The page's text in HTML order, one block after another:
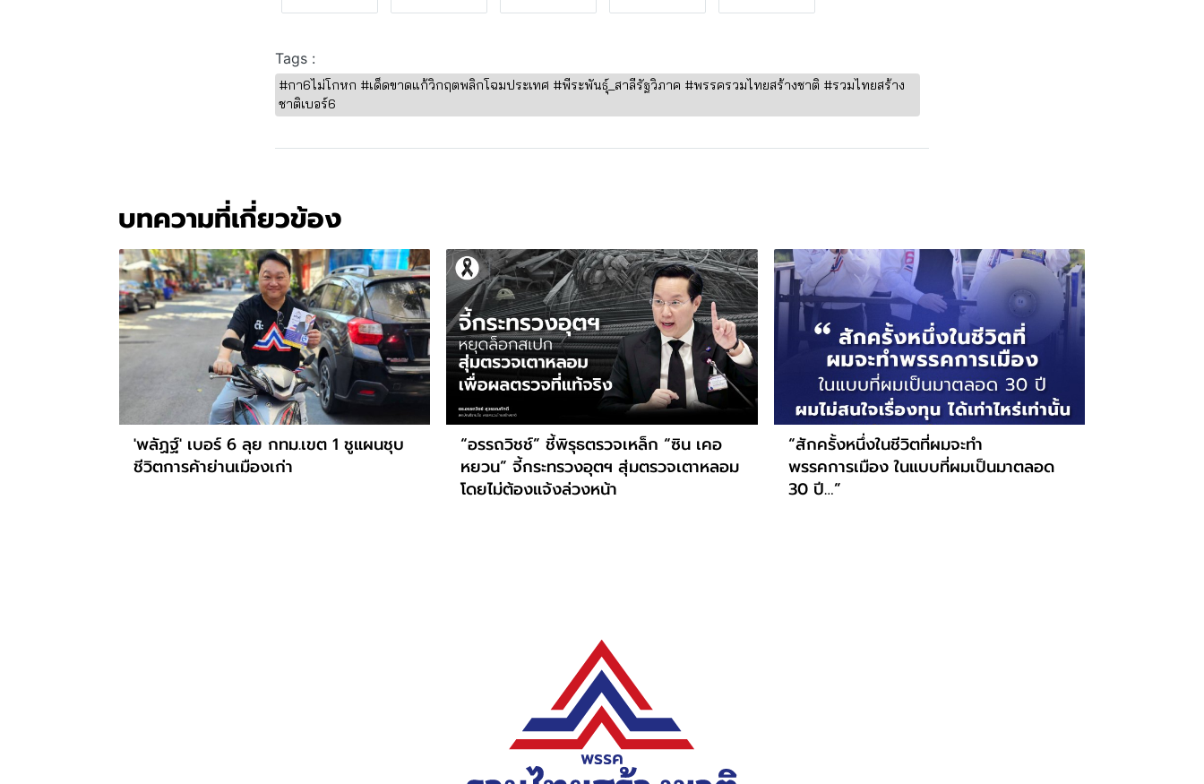
Tags :
#กา6ไม่โกหก #เด็ดขาดแก้วิกฤตพลิกโฉมประเทศ #พีระพันธุ์_สาลีรัฐวิภาค #พรรครวมไทยสร้างชาติ #รวมไทยสร้าง
ชาติเบอร์6
บทความที่เกี่ยวข้อง
'พลัฏฐ์' เบอร์ 6 ลุย กทม.เขต 1 ชูแผนชุบ
ชีวิตการค้าย่านเมืองเก่า
“อรรถวิชช์” ชี้พิรุธตรวจเหล็ก “ซิน เคอ
หยวน” จี้กระทรวงอุตฯ สุ่มตรวจเตาหลอม
โดยไม่ต้องแจ้งล่วงหน้า
“สักครั้งหนึ่งในชีวิตที่ผมจะทำ
พรรคการเมือง ในแบบที่ผมเป็นมาตลอด
30 ปี…”